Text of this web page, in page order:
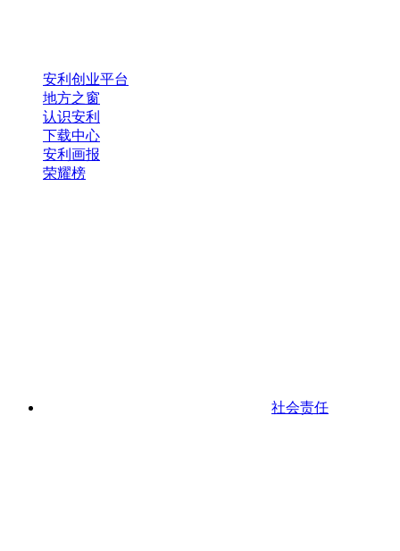
安利创业平台
地方之窗
认识安利
下载中心
安利画报
荣耀榜
社会责任